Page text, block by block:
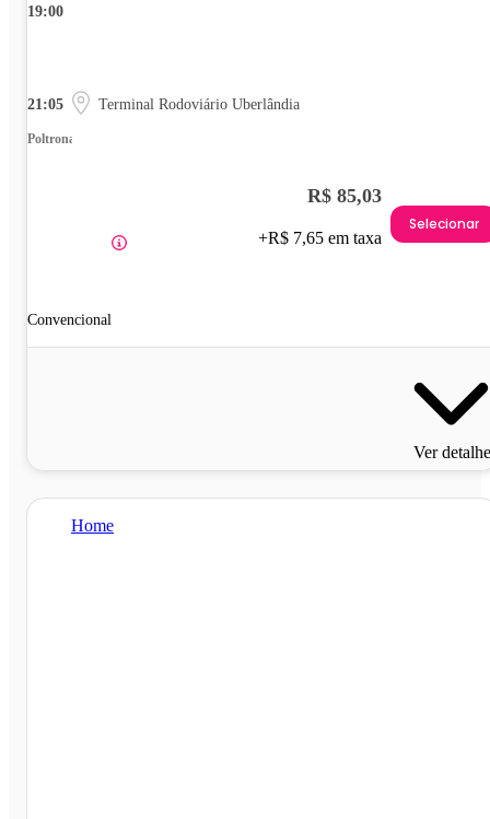
19:00
21:05 Terminal Rodoviário Uberlândia
Poltrona
Convencional
R$ 85,03
+R$ 7,65 em taxa
Selecionar
Ver
Home